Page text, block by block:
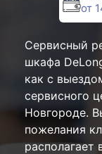
от
Сервисный
шкафа
как с
сервисного
Новгороде.
пожелания